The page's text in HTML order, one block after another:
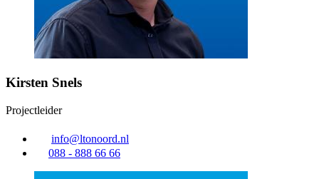
Kirsten Snels
Projectleider
info@ltonoord.nl
088 - 888 66 66